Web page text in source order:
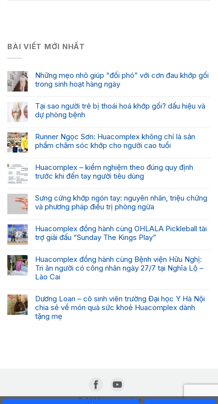
BÀI VIẾT MỚI NHẤT
Những mẹo nhỏ giúp “đối phó” với cơn đau khớp gối
trong sinh hoạt hàng ngày
Tại sao người trẻ bị thoái hoá khớp gối? dấu hiệu và
dự phòng bệnh
Runner Ngọc Sơn: Huacomplex không chỉ là sản
phẩm chăm sóc khớp cho người cao tuổi
Huacomplex – kiểm nghiệm theo đúng quy định
trước khi đến tay người tiêu dùng
Sưng cứng khớp ngón tay: nguyên nhân, triệu chứng
và phương pháp điều trị phòng ngừa
Huacomplex đồng hành cùng OHLALA Pickleball tài
trợ giải đấu “Sunday The Kings Play”
Huacomplex đồng hành cùng Bệnh viện Hữu Nghị:
Tri ân người có công nhân ngày 27/7 tại Nghĩa Lộ –
Lào Cai
Dương Loan – cô sinh viên trường Đại học Y Hà Nội
chia sẻ về món quà sức khoẻ Huacomplex dành
tặng mẹ
© 2023 Huacomplex